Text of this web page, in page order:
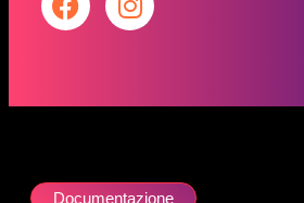
Documentazione